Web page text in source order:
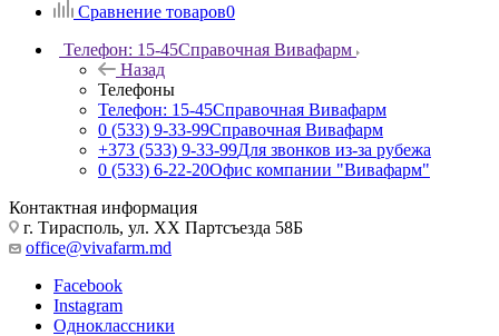
Сравнение товаров0
Телефон: 15-45Справочная Вивафарм
Назад
Телефоны
Телефон: 15-45Справочная Вивафарм
0 (533) 9-33-99Справочная Вивафарм
+373 (533) 9-33-99Для звонков из-за рубежа
0 (533) 6-22-20Офис компании "Вивафарм"
Контактная информация
г. Тирасполь, ул. ХХ Партсъезда 58Б
office@vivafarm.md
Facebook
Instagram
Одноклассники